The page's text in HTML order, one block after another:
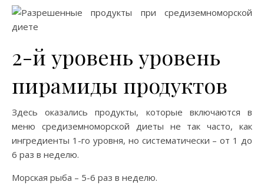
2-й уровень уровень
пирамиды продуктов
Здесь оказались продукты, которые включаются в
меню средиземноморской диеты не так часто, как
ингредиенты 1-го уровня, но систематически – от 1 до
6 раз в неделю.
Морская рыба – 5-6 раз в неделю.